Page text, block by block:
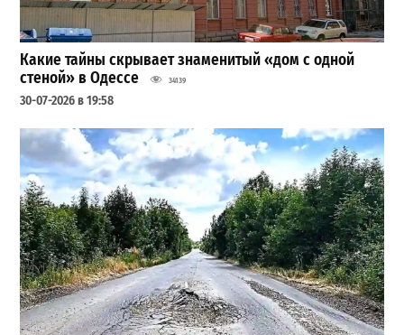
Какие тайны скрывает знаменитый «дом с одной
стеной» в Одессе
34139
30-07-2026 в 19:58